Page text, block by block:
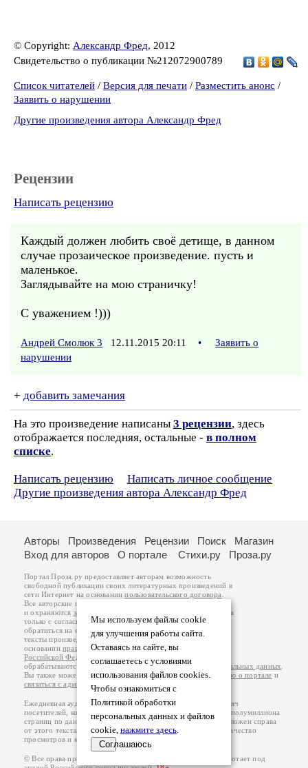
© Copyright: Александр Фред, 2012
Свидетельство о публикации №212072900789
Список читателей / Версия для печати / Разместить анонс /
Заявить о нарушении
Другие произведения автора Александр Фред
Рецензии
Написать рецензию
Каждый должен любить своё детище, в данном
случае прозаическое произведение. пусть и
маленькое.
Заглядывайте на мою страничку!
С уважением !)))
Андрей Смолюк 3 12.11.2015 20:11 •
Заявить о
нарушении
+ добавить замечания
На это произведение написаны 3 рецензии, здесь
отображается последняя, остальные - в полном
списке.
Написать рецензию
Написать личное сообщение
Другие произведения автора Александр Фред
Мы используем файлы cookie
для улучшения работы сайта.
Оставаясь на сайте, вы
соглашаетесь с условиями
использования файлов cookies.
Чтобы ознакомиться с
Политикой обработки
персональных данных и файлов
cookie, нажмите здесь.
Соглашаюсь
Авторы Произведения Рецензии Поиск
Магазин
Вход для авторов
О портале Стихи.ру Проза.ру
Портал Проза.ру предоставляет авторам возможность
свободной публикации своих литературных произведений в
сети Интернет на основаниипользовательского договора
Все авторские права на произведения принадлежат авторам
и охраняются законом
. Перепечатка произведений возможна
только с согласия его автора, к которому вы можете
обратиться на его авторской странице. Ответственность за
тексты произведений авторы несут самостоятельно на
основанииправил публикацииизаконодательства
Российской Федерации
обрабатываются на основанииПолитики обработки персональных данных
Вы также можете посмотреть более подробнуюинформацию о портале и
связаться с администрацией
Ежедневная аудитория портала Проза.ру – порядка 100 тысяч
посетителей, которые в общей сумме просматривают более полумиллиона
страниц по данным счетчика посещаемости, который расположен справа
от этого текста. В каждой графе указано по две цифры: количество
просмотров и количество посетителей.
© Все права принадлежат авторам, 2000-2026. Портал работает под